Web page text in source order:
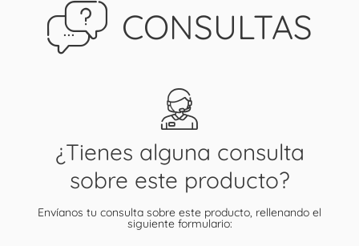
CONSULTAS
¿Tienes alguna consulta
sobre este producto?
Envíanos tu consulta sobre este producto, rellenando el
siguiente formulario: